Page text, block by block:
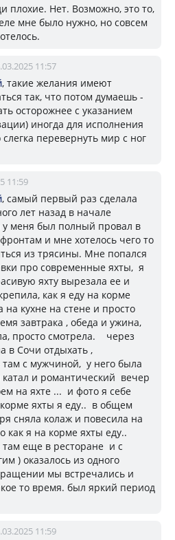
плохие. Нет. Возможно, это то,
мне было нужно, но совсем
11:57
, такие желания имеют
так, что потом думаешь -
осторожнее с указанием
иногда для исполнения
перевернуть мир с ног
11:59
, самый первый раз сделала
лет назад в начале
у меня был полный провал в
и мне хотелось чего то
из трясины. Мне попался
про современные яхты, я
яхту вырезала ее и
как я еду на корме
кухне на стене и просто
завтрака , обеда и ужина,
просто смотрела. через
в Сочи отдыхать ,
там с мужчиной, у него была
катал и романтический вечер
на яхте ... и фото я себе
корме яхты я еду.. в общем
сняла колаж и повесила на
как я на корме яхты еду..
там еще в ресторане и с
) оказалось из одного
мы встречались и
то время. был яркий период
11:59